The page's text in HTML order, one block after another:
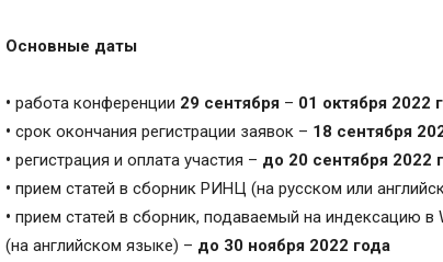
Основные даты
• работа конференции 29 сентября – 01 октября 2022
• срок окончания регистрации заявок – 18 сентября
• регистрация и оплата участия – до 20 сентября 2022
• прием статей в сборник РИНЦ (на русском или
• прием статей в сборник, подаваемый на индексацию в
(на английском языке) – до 30 ноября 2022 года